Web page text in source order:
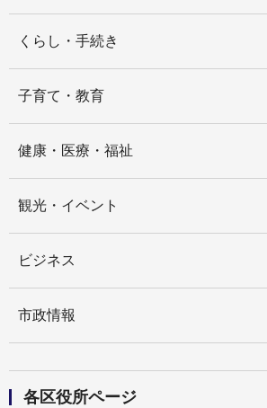
くらし・手続き
子育て・教育
健康・医療・福祉
観光・イベント
ビジネス
市政情報
各区役所ページ